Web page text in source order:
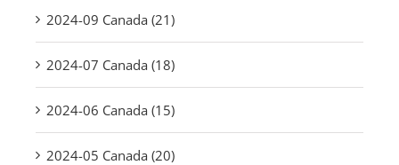
2024-09 Canada (21)
2024-07 Canada (18)
2024-06 Canada (15)
2024-05 Canada (20)